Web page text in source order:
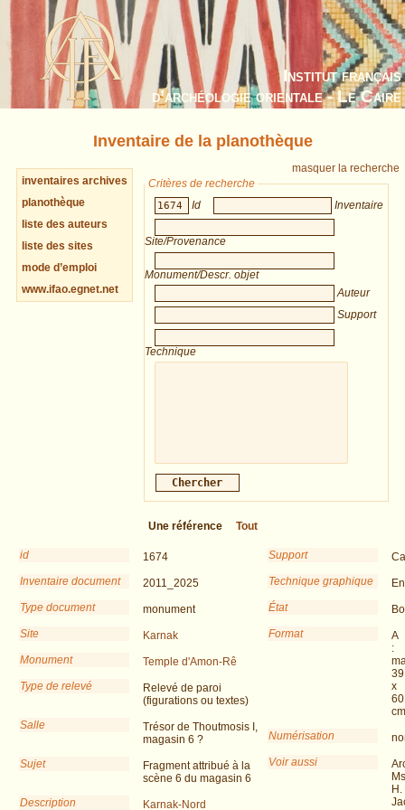
Institut français
d’archéologie orientale - Le Caire
Inventaire de la planothèque
inventaires archives
planothèque
liste des auteurs
liste des sites
mode d’emploi
www.ifao.egnet.net
masquer la recherche
Critères de recherche
Id
Inventaire
Site/Provenance
Monument/Descr. objet
Auteur
Support
Technique
Une référence Tout
id
1674
Inventaire document
2011_2025
Type document
monument
Site
Karnak
Monument
Temple d'Amon-Rê
Type de relevé
Relevé de paroi
(figurations ou textes)
Salle
Trésor de Thoutmosis I,
magasin 6 ?
Sujet
Fragment attribué à la
scène 6 du magasin 6
Description
Karnak-Nord
Support
Technique graphique
État
Format
A
:
39
x
60
cm
Numérisation
Voir aussi
H.